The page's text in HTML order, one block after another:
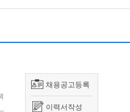
채용공고등록
이력서작성